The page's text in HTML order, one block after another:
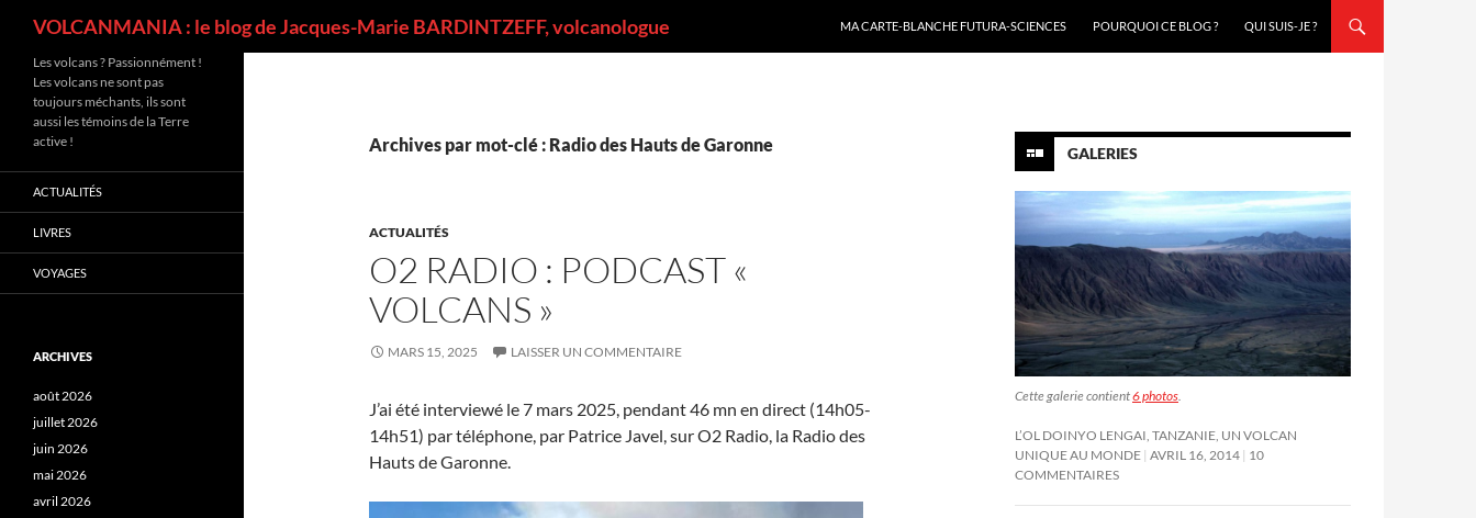
VOLCANMANIA : le blog de Jacques-Marie BARDINTZEFF, volcanologue
MA CARTE-BLANCHE FUTURA-SCIENCES
POURQUOI CE BLOG ? QUI SUIS-JE ?
Archives par mot-clé : Radio des Hauts de Garonne
ACTUALITÉS
O2 RADIO : PODCAST «
VOLCANS »
MARS 15, 2025 LAISSER UN COMMENTAIRE
J’ai été interviewé le 7 mars 2025, pendant 46 mn en direct (14h05-
14h51) par téléphone, par Patrice Javel, sur O2 Radio, la Radio des
Hauts de Garonne.
GALERIES
Cette galerie contient6 photos.
L’OL DOINYO LENGAI, TANZANIE, UN VOLCAN
UNIQUE AU MONDE AVRIL 16, 2014 10
COMMENTAIRES
Les volcans ? Passionnément !
Les volcans ne sont pas
toujours méchants, ils sont
aussi les témoins de la Terre
active !
ACTUALITÉS
LIVRES
VOYAGES
ARCHIVES
août 2026
juillet 2026
juin 2026
mai 2026
avril 2026